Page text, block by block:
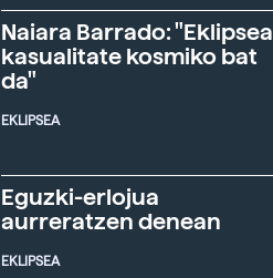
Naiara Barrado: "Eklipsea
kasualitate kosmiko bat
da"
EKLIPSEA
Eguzki-erlojua
aurreratzen denean
EKLIPSEA